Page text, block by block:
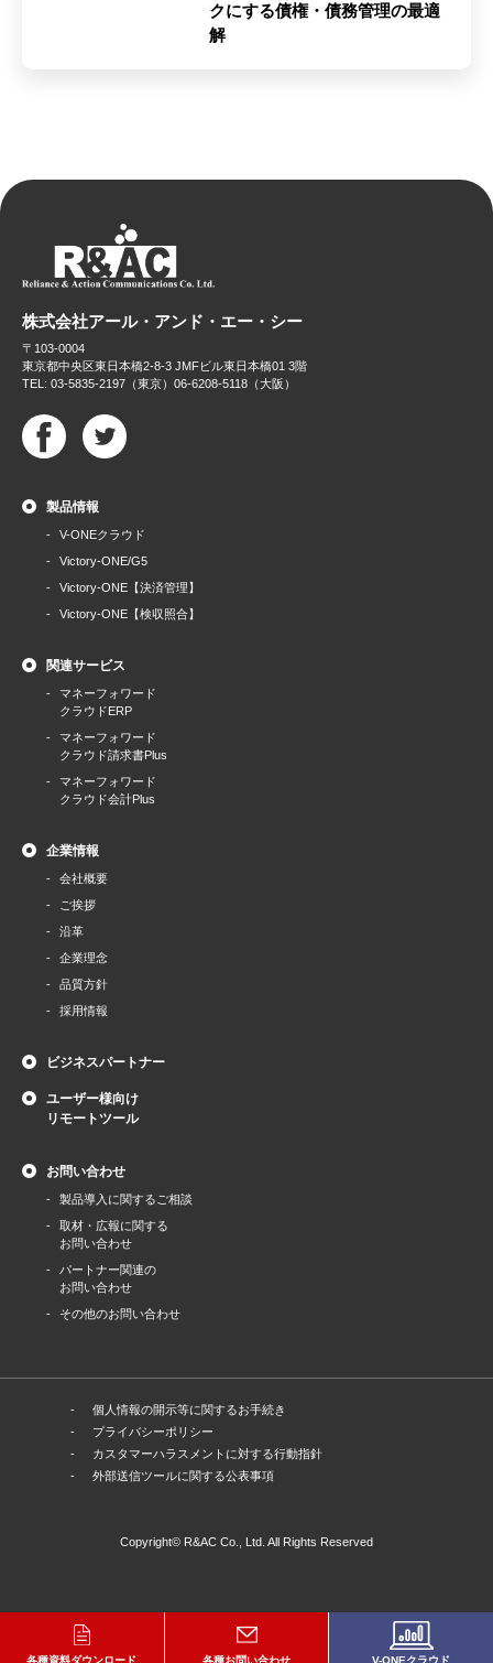
各種資料ダウンロード 各種お問い合わせ V-ONEクラウド
クにする債権・債務管理の最適
解
株式会社アール・アンド・エー・シー
〒103-0004
東京都中央区東日本橋2-8-3 JMFビル東日本橋01 3階
TEL: 03-5835-2197（東京）06-6208-5118（大阪）
製品情報
V-ONEクラウド
Victory-ONE/G5
Victory-ONE【決済管理】
Victory-ONE【検収照合】
関連サービス
マネーフォワード
クラウドERP
マネーフォワード
クラウド請求書Plus
マネーフォワード
クラウド会計Plus
企業情報
会社概要
ご挨拶
沿革
企業理念
品質方針
採用情報
ビジネスパートナー
ユーザー様向け
リモートツール
お問い合わせ
製品導⼊に関するご相談
取材・広報に関する
お問い合わせ
パートナー関連の
お問い合わせ
その他のお問い合わせ
個人情報の開示等に関するお手続き
プライバシーポリシー
カスタマーハラスメントに対する行動指針
外部送信ツールに関する公表事項
Copyright© R&AC Co., Ltd. All Rights Reserved